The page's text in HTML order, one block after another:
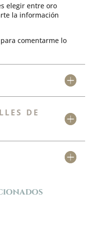
elegir entre oro
la información
comentarme lo
DE